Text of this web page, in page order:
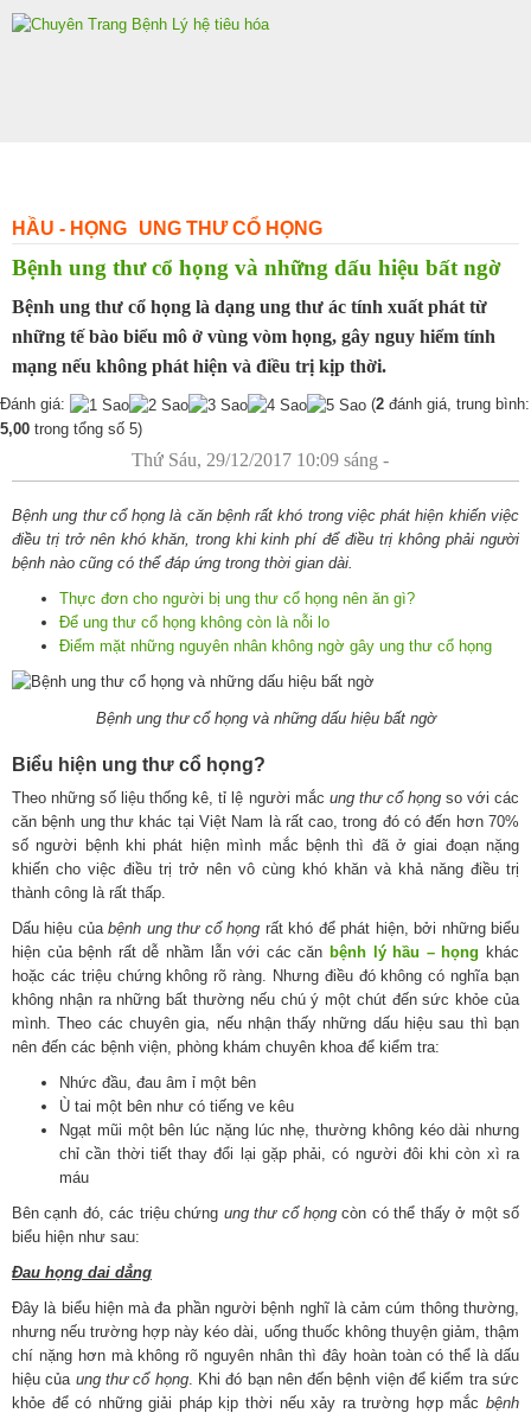
Skip
HẦU - HỌNG UNG THƯ CỔ HỌNG
Bệnh ung thư cổ họng và những dấu hiệu bất ngờ
Bệnh ung thư cổ họng là dạng ung thư ác tính xuất phát từ
những tế bào biểu mô ở vùng vòm họng, gây nguy hiểm tính
mạng nếu không phát hiện và điều trị kịp thời.
Đánh giá: (2 đánh giá, trung bình:
5,00 trong tổng số 5)
Thứ Sáu, 29/12/2017 10:09 sáng -
Bệnh ung thư cổ họng là căn bệnh rất khó trong việc phát hiện khiến việc
điều trị trở nên khó khăn, trong khi kinh phí để điều trị không phải người
bệnh nào cũng có thể đáp ứng trong thời gian dài.
Thực đơn cho người bị ung thư cổ họng nên ăn gì?
Để ung thư cổ họng không còn là nỗi lo
Điểm mặt những nguyên nhân không ngờ gây ung thư cổ họng
Bệnh ung thư cổ họng và những dấu hiệu bất ngờ
Biểu hiện ung thư cổ họng?
Theo những số liệu thống kê, tỉ lệ người mắc ung thư cổ họngso với các
căn bệnh ung thư khác tại Việt Nam là rất cao, trong đó có đến hơn 70%
số người bệnh khi phát hiện mình mắc bệnh thì đã ở giai đoạn nặng
khiến cho việc điều trị trở nên vô cùng khó khăn và khả năng điều trị
thành công là rất thấp.
Dấu hiệu củabệnh ung thư cổ họng rất khó để phát hiện, bởi những biểu
hiện của bệnh rất dễ nhầm lẫn với các căn bệnh lý hầu – họng khác
hoặc các triệu chứng không rõ ràng. Nhưng điều đó không có nghĩa bạn
không nhận ra những bất thường nếu chú ý một chút đến sức khỏe của
mình. Theo các chuyên gia, nếu nhận thấy những dấu hiệu sau thì bạn
nên đến các bệnh viện, phòng khám chuyên khoa để kiểm tra:
Nhức đầu, đau âm ỉ một bên
Ù tai một bên như có tiếng ve kêu
Ngạt mũi một bên lúc nặng lúc nhẹ, thường không kéo dài nhưng
chỉ cần thời tiết thay đổi lại gặp phải, có người đôi khi còn xì ra
máu
Bên cạnh đó, các triệu chứng ung thư cổ họngcòn có thể thấy ở một số
biểu hiện như sau:
Đau họng dai dẳng
Đây là biểu hiện mà đa phần người bệnh nghĩ là cảm cúm thông thường,
nhưng nếu trường hợp này kéo dài, uống thuốc không thuyện giảm, thậm
chí nặng hơn mà không rõ nguyên nhân thì đây hoàn toàn có thể là dấu
hiệu của ung thư cổ họng. Khi đó bạn nên đến bệnh viện để kiểm tra sức
khỏe để có những giải pháp kịp thời nếu xảy ra trường hợp mắc bệnh